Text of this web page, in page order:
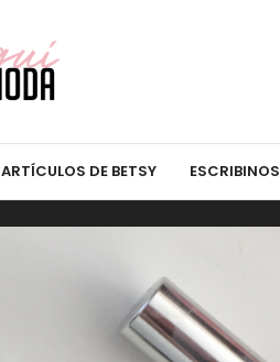
ARTÍCULOS DE BETSY ESCRIBINOS